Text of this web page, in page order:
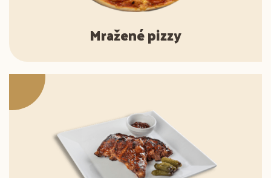
Mražené pizzy